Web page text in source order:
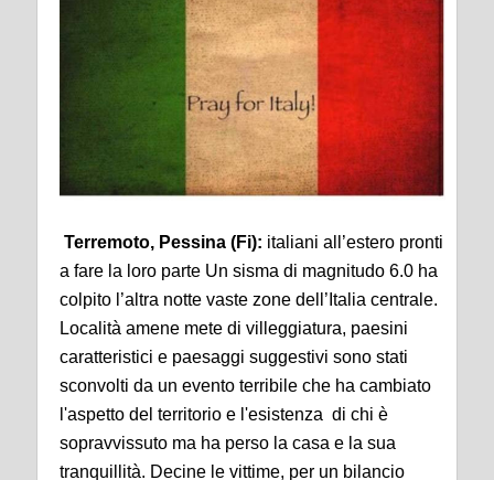
Terremoto, Pessina (Fi): italiani all’estero pronti
a fare la loro parte Un sisma di magnitudo 6.0 ha
colpito l’altra notte vaste zone dell’Italia centrale.
Località amene mete di villeggiatura, paesini
caratteristici e paesaggi suggestivi sono stati
sconvolti da un evento terribile che ha cambiato
l'aspetto del territorio e l'esistenza di chi è
sopravvissuto ma ha perso la casa e la sua
tranquillità. Decine le vittime, per un bilancio